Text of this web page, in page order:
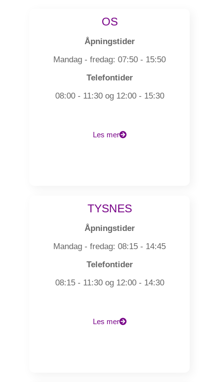
OS
Åpningstider
Mandag - fredag: 07:50 - 15:50
Telefontider
08:00 - 11:30 og 12:00 - 15:30
Les mer
TYSNES
Åpningstider
Mandag - fredag: 08:15 - 14:45
Telefontider
08:15 - 11:30 og 12:00 - 14:30
Les mer